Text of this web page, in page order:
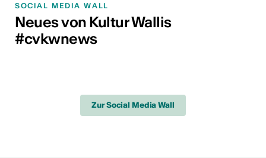
SOCIAL MEDIA WALL
Neues von Kultur Wallis
#cvkwnews
Zur Social Media Wall